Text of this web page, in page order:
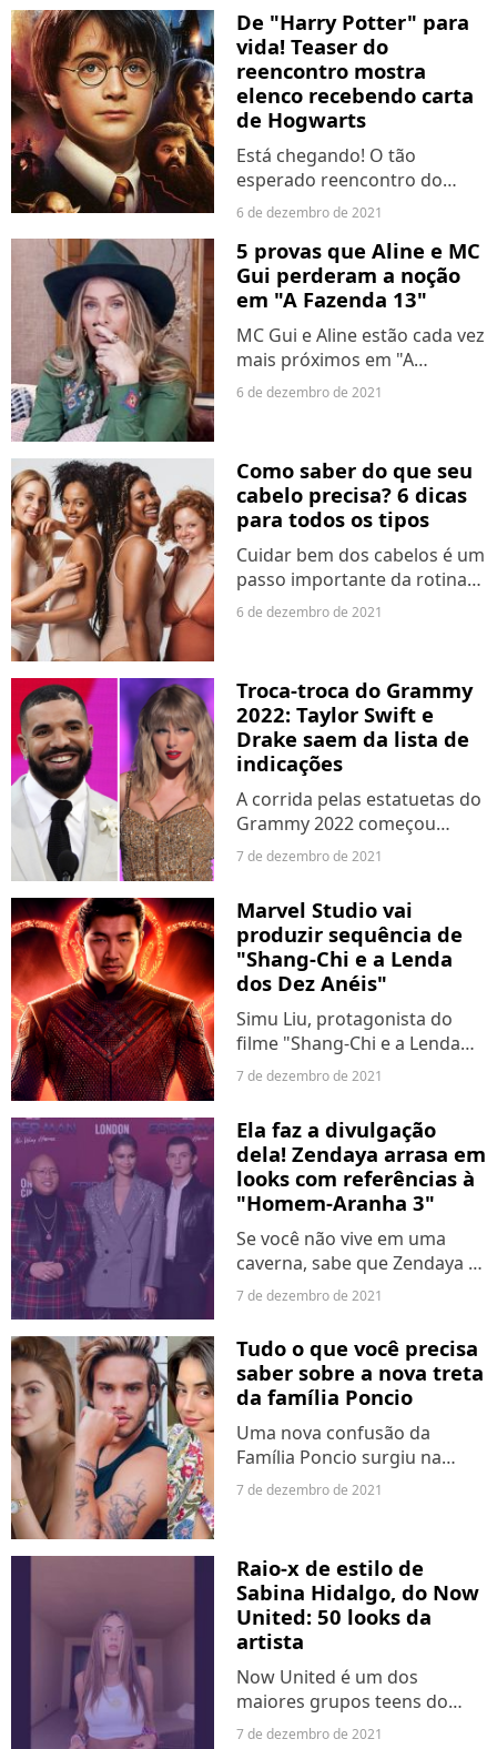
Para curtir aquela praia,...
De "Harry Potter" para
vida! Teaser do
reencontro mostra
elenco recebendo carta
de Hogwarts
Está chegando! O tão
esperado reencontro do
elenco da saga "Harry
deixar es potterheads ainda
mais ansioses para o evento,
o HBO Max liberou um
teaser...
6 de dezembro de 2021
5 provas que Aline e MC
Gui perderam a noção
em "A Fazenda 13"
MC Gui e Aline estão cada vez
mais próximos em "A
Fazenda 13". No entanto,
inconformados, já que o
clima está no ar e ambos
estão com...
6 de dezembro de 2021
Como saber do que seu
cabelo precisa? 6 dicas
para todos os tipos
Cuidar bem dos cabelos é um
passo importante da rotina
de beleza, que pode ajudar
liso, ondulado, cacheado,
crespo - e nem sempre...
6 de dezembro de 2021
Troca-troca do Grammy
2022: Taylor Swift e
Drake saem da lista de
indicações
A corrida pelas estatuetas do
Grammy 2022 começou
oficialmente no último dia 23,
Porém, nesta semana alguns
imprevistos alteraram a lista
dos artistas...
7 de dezembro de 2021
Marvel Studio vai
produzir sequência de
"Shang-Chi e a Lenda
dos Dez Anéis"
Simu Liu, protagonista do
filme "Shang-Chi e a Lenda
dos Dez Anéis", usou seu
as críticas que sofreu desde
o lançamento do longa nos
cinemas: "Fracassou...
7 de dezembro de 2021
Ela faz a divulgação
dela! Zendaya arrasa em
looks com referências à
"Homem-Aranha 3"
Se você não vive em uma
caverna, sabe que Zendaya é
a nossa querida MJ nos
Aranha". E quando se fala em
divulgar seus próprios
trabalhos, a estrela
realmente...
7 de dezembro de 2021
Tudo o que você precisa
saber sobre a nova treta
da família Poncio
Uma nova confusão da
Família Poncio surgiu na
internet. Desta vez, Sarah
Couto, está se envolvendo
com Letícia Almeida, sua ex-
cunhada....
7 de dezembro de 2021
Raio-x de estilo de
Sabina Hidalgo, do Now
United: 50 looks da
artista
Now United é um dos
maiores grupos teens do
mundo, com um integrante
7 de dezembro de 2021